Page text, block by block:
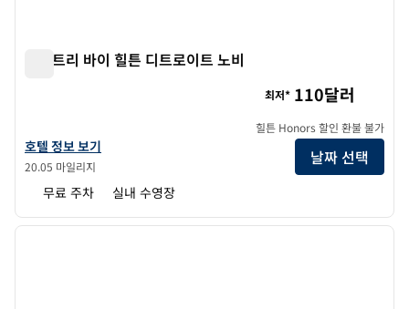
더블트리 바이 힐튼 디트로이트 노비
더블트리 바이 힐튼 디트로이트 노비의 호텔 정보 보기
호텔 정보 보기
20.05 마일리지
최저* 110달러
힐튼 Honors 할인 환불 불가
날짜 선택
무료 주차 실내 수영장
1/12
1/12
다음